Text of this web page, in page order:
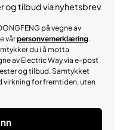
og tilbud via nyhetsbrev
på vegne av
vårpersonvernerklæring.
du i å motta
av Electric Way via e-post
og tilbud. Samtykket
virkning for fremtiden, uten